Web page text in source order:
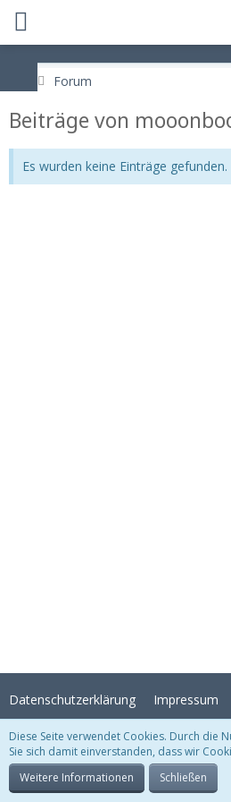
Forum
Beiträge von
Es wurden keine Einträge gefunden.
Datenschutzerklärung Impressum
Stil:Crystal Temptation ,
Community-Software:
Diese Seite verwendet Cookies. Durch die
Sie sich damit einverstanden, dass wir
Weitere Informationen
Schließen